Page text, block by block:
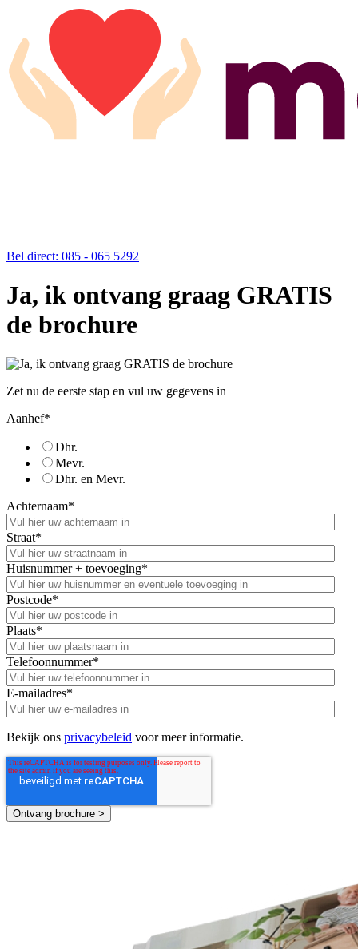
Bel direct: 085 - 065 5292
Ja, ik ontvang graag GRATIS
de brochure
Zet nu de eerste stap en vul uw gegevens in
Aanhef*
Dhr.
Mevr.
Dhr. en Mevr.
Achternaam*
Straat*
Huisnummer + toevoeging*
Postcode*
Plaats*
Telefoonnummer*
E-mailadres*
Bekijk ons privacybeleid voor meer informatie.